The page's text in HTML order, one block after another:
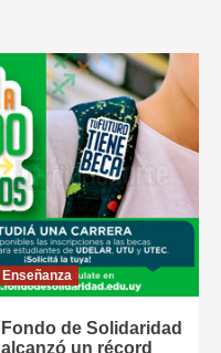
Enseñanza
Fondo de Solidaridad
alcanzó un récord